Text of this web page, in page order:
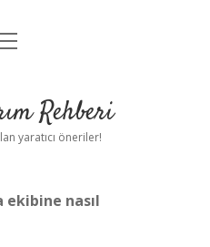
UyarıRehberi
yaratıcı öneriler!
nasıl